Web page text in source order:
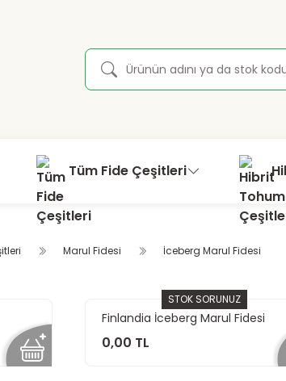
Tüm Fide Çeşitleri
Marul Fidesi İceberg Marul Fidesi
STOK SORUNUZ
Finlandia İceberg Marul Fidesi
0,00 TL